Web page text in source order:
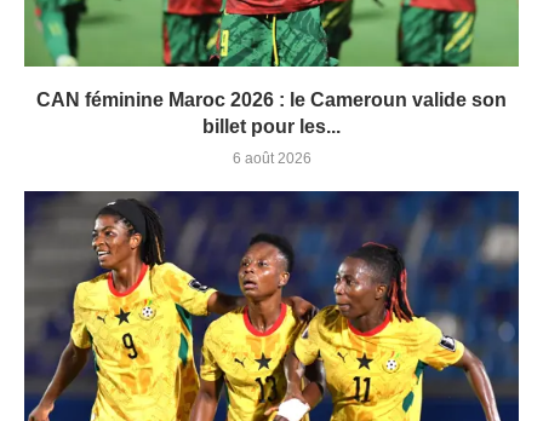
CAN féminine Maroc 2026 : le Cameroun valide son
billet pour les...
6 août 2026